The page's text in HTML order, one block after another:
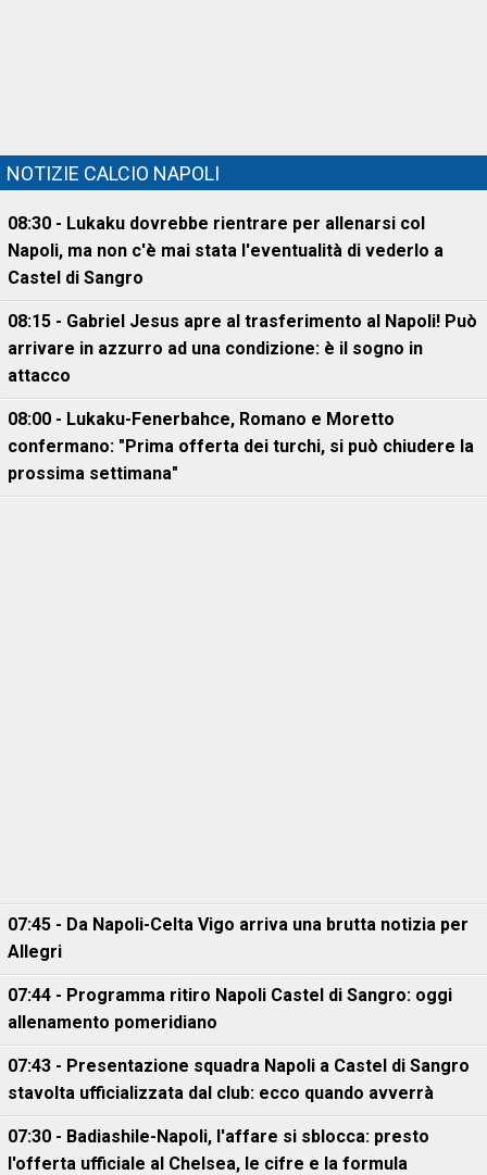
NOTIZIE CALCIO NAPOLI
08:30 - Lukaku dovrebbe rientrare per allenarsi col
Napoli, ma non c'è mai stata l'eventualità di vederlo a
Castel di Sangro
08:15 - Gabriel Jesus apre al trasferimento al Napoli! Può
arrivare in azzurro ad una condizione: è il sogno in
attacco
08:00 - Lukaku-Fenerbahce, Romano e Moretto
confermano: "Prima offerta dei turchi, si può chiudere la
prossima settimana"
07:45 - Da Napoli-Celta Vigo arriva una brutta notizia per
Allegri
07:44 - Programma ritiro Napoli Castel di Sangro: oggi
allenamento pomeridiano
07:43 - Presentazione squadra Napoli a Castel di Sangro
stavolta ufficializzata dal club: ecco quando avverrà
07:30 - Badiashile-Napoli, l'affare si sblocca: presto
l'offerta ufficiale al Chelsea, le cifre e la formula